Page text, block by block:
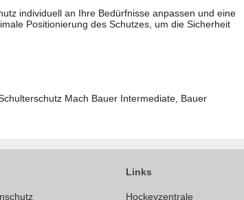
individuell an Ihre Bedürfnisse anpassen und eine
Positionierung des Schutzes, um die Sicherheit
Mach Bauer Intermediate, Bauer
Links
Hockeyzentrale